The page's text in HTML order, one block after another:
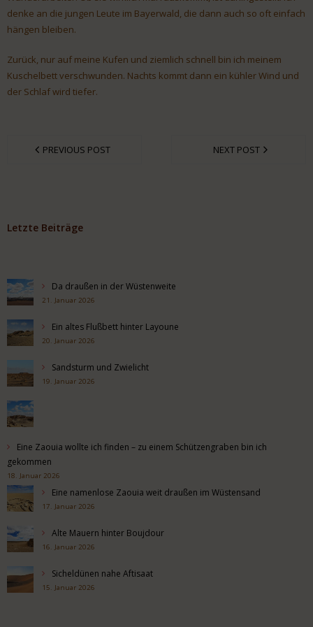
denke an die jungen Leute im Bayerwald, die dann auch so oft einfach
hängen bleiben.
Zurück, nur auf meine Kufen und ziemlich schnell bin ich meinem
Kuschelbett verschwunden. Nachts kommt dann ein kühler Wind und
der Schlaf wird tiefer.
PREVIOUS POST NEXT POST
Letzte Beiträge
Da draußen in der Wüstenweite
21. Januar 2026
Ein altes Flußbett hinter Layoune
20. Januar 2026
Sandsturm und Zwielicht
19. Januar 2026
Eine Zaouia wollte ich finden – zu einem Schützengraben bin ich
gekommen
18. Januar 2026
Eine namenlose Zaouia weit draußen im Wüstensand
17. Januar 2026
Alte Mauern hinter Boujdour
16. Januar 2026
Sicheldünen nahe Aftisaat
15. Januar 2026